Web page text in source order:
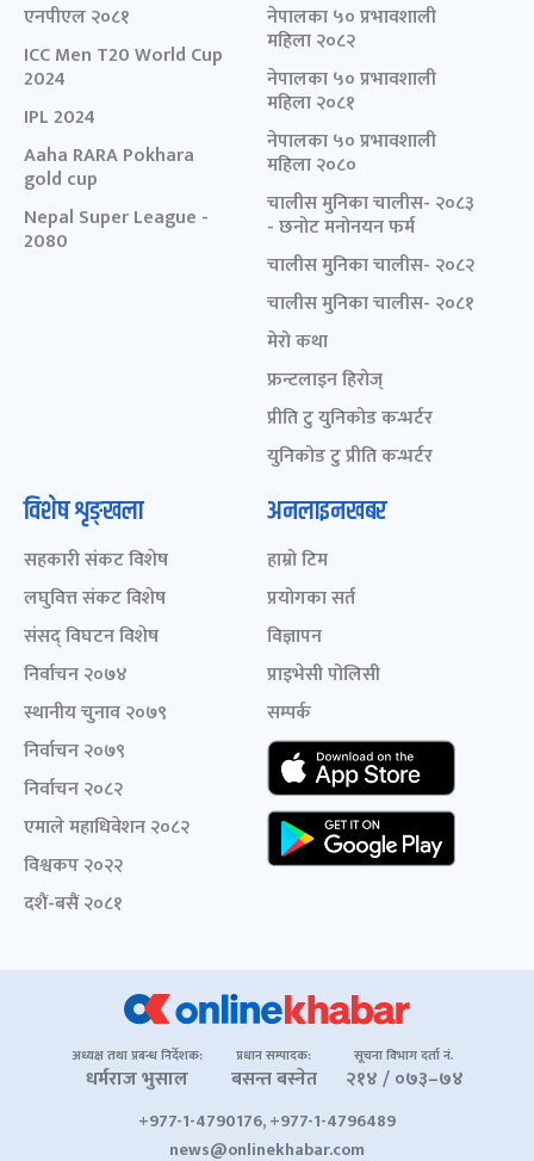
एनपीएल २०८१
ICC Men T20 World Cup
2024
IPL 2024
Aaha RARA Pokhara
gold cup
Nepal Super League -
2080
नेपालका ५० प्रभावशाली
महिला २०८२
नेपालका ५० प्रभावशाली
महिला २०८१
नेपालका ५० प्रभावशाली
महिला २०८०
चालीस मुनिका चालीस- २०८३
- छनोट मनोनयन फर्म
चालीस मुनिका चालीस- २०८२
चालीस मुनिका चालीस- २०८१
मेरो कथा
फ्रन्टलाइन हिरोज्
प्रीति टु युनिकोड कन्भर्टर
युनिकोड टु प्रीति कन्भर्टर
विशेष शृङ्खला
सहकारी संकट विशेष
लघुवित्त संकट विशेष
संसद् विघटन विशेष
निर्वाचन २०७४
स्थानीय चुनाव २०७९
निर्वाचन २०७९
निर्वाचन २०८२
एमाले महाधिवेशन २०८२
विश्वकप २०२२
दशैं-बसैं २०८१
अनलाइनखबर
हाम्रो टिम
प्रयोगका सर्त
विज्ञापन
प्राइभेसी पोलिसी
सम्पर्क
अध्यक्ष तथा प्रबन्ध निर्देशक:
धर्मराज भुसाल
प्रधान सम्पादक:
बसन्त बस्नेत
सूचना विभाग दर्ता नं.
२१४ / ०७३–७४
+977-1-4790176, +977-1-4796489
news@onlinekhabar.com